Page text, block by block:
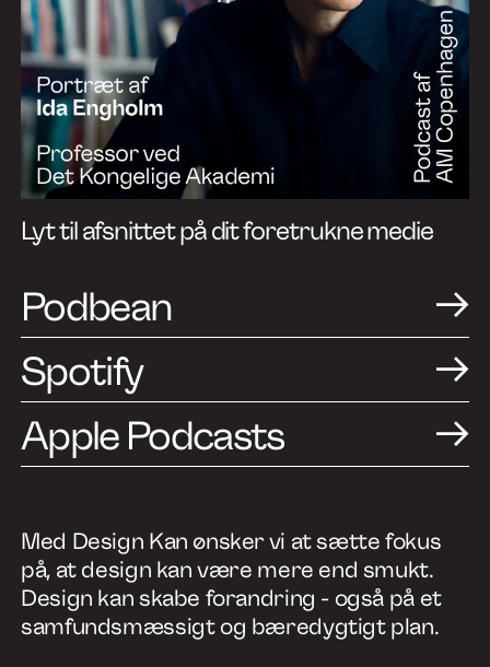
Kontakt
Med Design Kan ønsker vi at sætte fokus
på, at design kan være mere end smukt.
Design kan skabe forandring - også på et
samfundsmæssigt og bæredygtigt plan.
Lyt til afsnittet på dit foretrukne medie
Podbean
Spotify
Apple Podcasts